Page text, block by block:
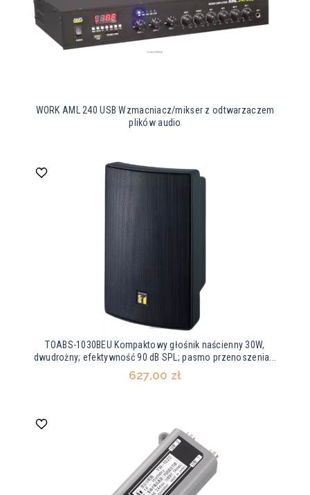
WORK AML 240 USB Wzmacniacz/mikser z odtwarzaczem
plików audio
TOABS-1030BEU Kompaktowy głośnik naścienny 30W,
dwudrożny; efektywność 90 dB SPL; pasmo przenoszenia...
627,00 zł